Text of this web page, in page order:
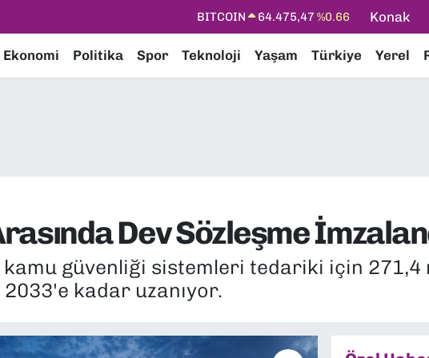
DOLAR 47,5971%0.05
STERLİN
64,2534%0.22
Konak
Ekonomi Politika Spor Teknoloji Yaşam Türkiye Yerel
Dev Sözleşme
kamu güvenliği sistemleri tedariki için 271,4
2033'e kadar uzanıyor.